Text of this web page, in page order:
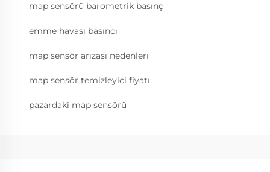
map sensörü barometrik basınç
emme havası basıncı
map sensör arızası nedenleri
map sensör temizleyici fiyatı
pazardaki map sensörü